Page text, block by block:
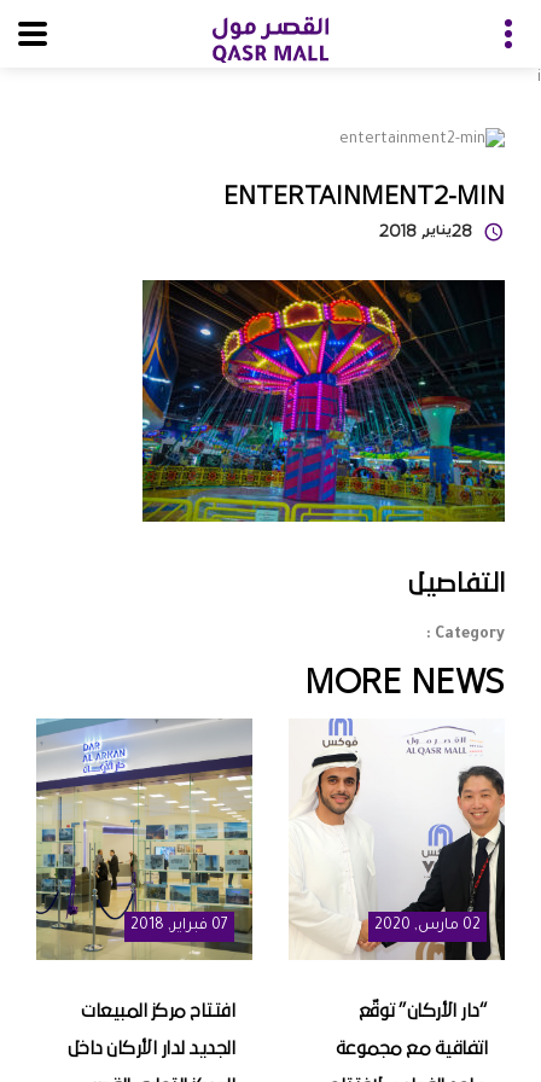
i
ENTERTAINMENT2-MIN
28يناير, 2018
التفاصيل
Category :
MORE NEWS
02 مارس, 2020
“دار الأركان” توقّع
اتفاقية مع مجموعة
07 فبراير, 2018
افتتاح مركز المبيعات
الجديد لدار الأركان داخل